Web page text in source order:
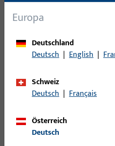
Mindestbestelleinheit
Anmeldung
Preisinformation zu erhalten
Europa
Deutschland
Deutsch | English |
Schweiz
Deutsch | Français
Österreich
Deutsch